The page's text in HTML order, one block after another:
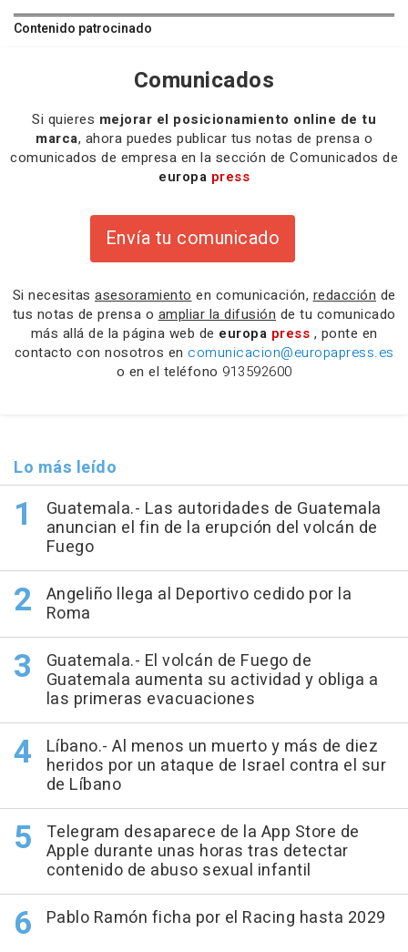
Contenido patrocinado
Comunicados
Si quieres mejorar el posicionamiento online de tu
marca, ahora puedes publicar tus notas de prensa o
comunicados de empresa en la sección de Comunicados de
europa press
Envía tu comunicado
Si necesitas asesoramiento en comunicación, redacción de
tus notas de prensa o ampliar la difusión de tu comunicado
más allá de la página web de europa press , ponte en
contacto con nosotros en comunicacion@europapress.es
o en el teléfono 913592600
Lo más leído
Guatemala.- Las autoridades de Guatemala
anuncian el fin de la erupción del volcán de
Fuego
Angeliño llega al Deportivo cedido por la
Roma
Guatemala.- El volcán de Fuego de
Guatemala aumenta su actividad y obliga a
las primeras evacuaciones
Líbano.- Al menos un muerto y más de diez
heridos por un ataque de Israel contra el sur
de Líbano
Telegram desaparece de la App Store de
Apple durante unas horas tras detectar
contenido de abuso sexual infantil
Pablo Ramón ficha por el Racing hasta 2029